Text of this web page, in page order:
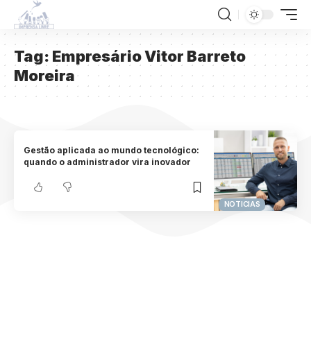
Tag: Empresário Vitor Barreto
Moreira
NOTICIAS
Gestão aplicada ao mundo tecnológico:
quando o administrador vira inovador